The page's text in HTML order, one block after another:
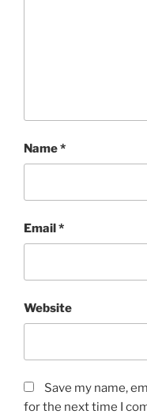
Name*
Email*
Website
Save my name,
for the next time I